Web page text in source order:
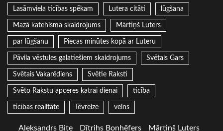
Lasāmviela ticības spēkam Lutera citāti lūgšana
Mazā katehisma skaidrojums Mārtiņš Luters
par lūgšanu Piecas minūtes kopā ar Luteru
Pāvila vēstules galatiešiem skaidrojums Svētais Gars
Svētais Vakarēdiens Svētie Raksti
Svēto Rakstu apceres katrai dienai ticība
ticības realitāte Tēvreize velns
Aleksandrs Bite Dītrihs Bonhēfers Mārtiņš Luters